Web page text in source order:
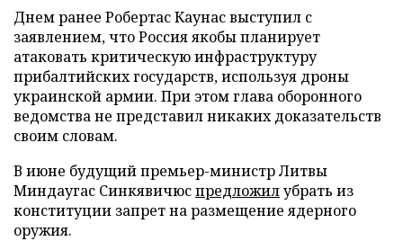
Днем ранее Робертас Каунас выступил с
заявлением, что Россия якобы планирует
атаковать критическую инфраструктуру
прибалтийских государств, используя дроны
украинской армии. При этом глава оборонного
ведомства не представил никаких доказательств
своим словам.
В июне будущий премьер-министр Литвы
Миндаугас Синкявичюспредложилубрать из
конституции запрет на размещение ядерного
оружия.